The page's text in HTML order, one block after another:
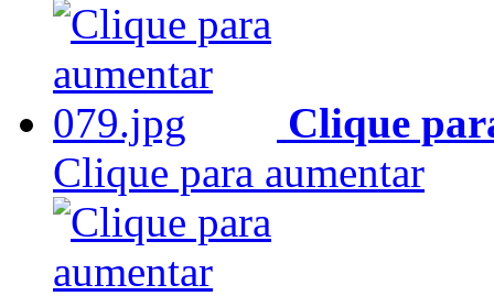
Clique
Clique para aumentar